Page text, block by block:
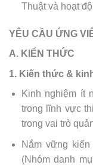
Thuật và hoạt
YÊU CẦU ỨNG
A. KIẾN THỨC
1. Kiến thức &
Kinh nghiệm ít
trong lĩnh vực
trong vai trò
Nắm vững
(Nhóm danh